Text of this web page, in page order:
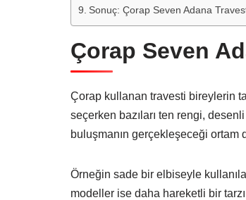
Sonuç: Çorap Seven Adana
Çorap Seven
Çorap kullanan travesti bireylerin
seçerken bazıları ten rengi,
buluşmanın gerçekleşeceği
Örneğin sade bir elbiseyle
modeller ise daha hareketli bir